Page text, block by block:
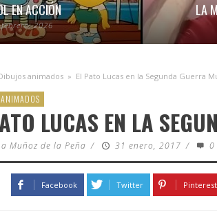
EN ACCIÓN
2026
LA
animados » El Pato Lucas en la Segunda Guerra
LUCAS EN LA
Muñoz de la Peña / 31 enero, 2017 / 0
Facebook Twitter Pinterest